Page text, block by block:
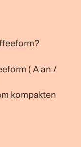
( Alan /
kompakten